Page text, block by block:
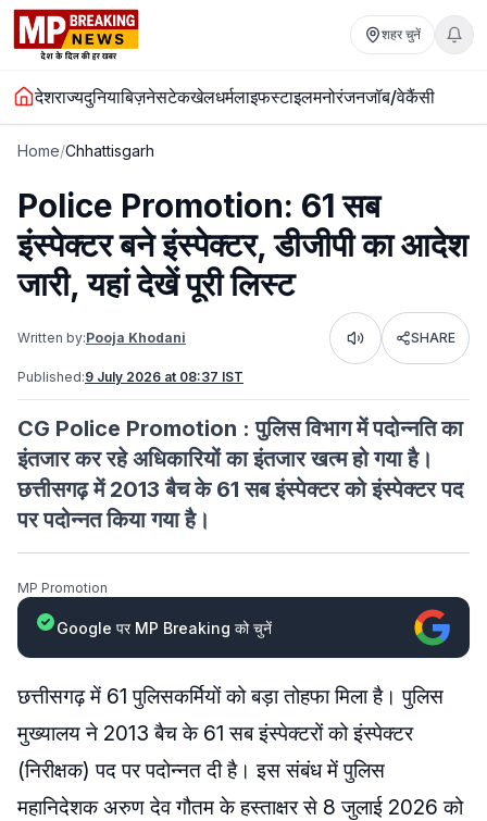
शहर चुनें
देशराज्यदुनियाबिज़नेसटेकखेलधर्मलाइफस्टाइलमनोरंजनजॉब/वेकैंसी
Home/Chhattisgarh
Police Promotion: 61 सब
इंस्पेक्टर बने इंस्पेक्टर, डीजीपी का आदेश
जारी, यहां देखें पूरी लिस्ट
Written by:Pooja Khodani Listen SHARE
Published:9 July 2026 at 08:37 IST
CG Police Promotion : पुलिस विभाग में पदोन्नति का
इंतजार कर रहे अधिकारियों का इंतजार खत्म हो गया है।
छत्तीसगढ़ में 2013 बैच के 61 सब इंस्पेक्टर को इंस्पेक्टर पद
पर पदोन्नत किया गया है।
MP Promotion
Google पर MP Breaking को चुनें
छत्तीसगढ़ में 61 पुलिसकर्मियों को बड़ा तोहफा मिला है। पुलिस
मुख्यालय ने 2013 बैच के 61 सब इंस्पेक्टरों को इंस्पेक्टर
(निरीक्षक) पद पर पदोन्नत दी है। इस संबंध में पुलिस
महानिदेशक अरुण देव गौतम के हस्ताक्षर से 8 जुलाई 2026 को